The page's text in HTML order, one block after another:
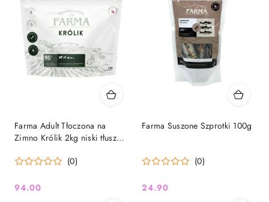
Farma Adult Tłoczona na
Zimno Królik 2kg niski tłuszcz,
(0)
Cena:
94.00
Farma Suszone Szprotki 100g
(0)
Cena:
24.90